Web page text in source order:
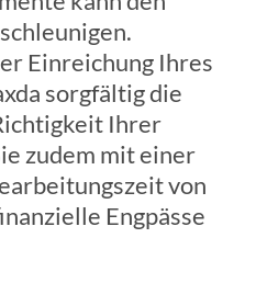
Einreichung Ihres
sorgfältig die
Ihrer
zudem mit einer
von
Engpässe